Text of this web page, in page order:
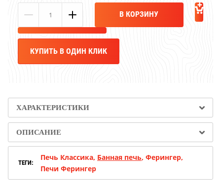
ПОВЫШЕНИЕ ЦЕН
Успей купить "Легенду! по старой цене!
Мангазея - первым покупателям скидка
Акция TMF!
Доставим бесплатно
ПОВЫШЕНИЕ ЦЕН
В КОРЗИНУ
КУПИТЬ В ОДИН КЛИК
ХАРАКТЕРИСТИКИ
ОПИСАНИЕ
ТЕГИ:
Печь Классика, Банная печь, Ферингер,
Печи Ферингер